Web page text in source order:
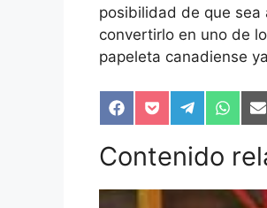
posibilidad de que
convertirlo en uno de
papeleta canadiense
Compartir
en
Facebook
Compartir
en
Pocket
Compartir
en
Telegram
en
Contenido